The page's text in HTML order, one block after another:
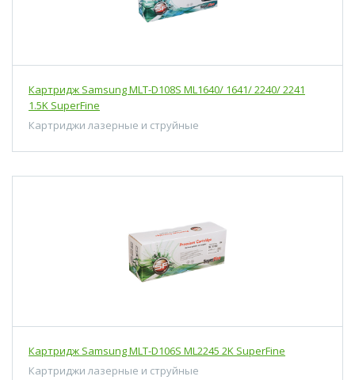
Картридж Samsung MLT-D108S ML1640/ 1641/ 2240/ 2241
1.5K SuperFine
Картриджи лазерные и струйные
Картридж Samsung MLT-D106S ML2245 2K SuperFine
Картриджи лазерные и струйные